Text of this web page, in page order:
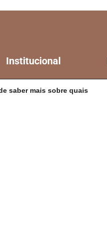
Institucional
A CIDADE
saber mais sobre quais